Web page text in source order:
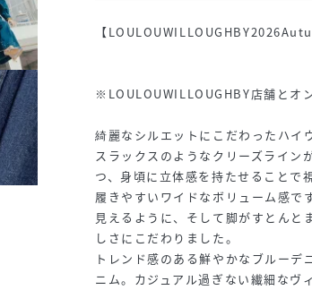
【
※LOULOUWILLOUGHBY店舗とオ
綺麗なシルエットにこだわったハイ
スラックスのようなクリーズライン
つ、身頃に立体感を持たせることで
履きやすいワイドなボリューム感で
見えるように、そして脚がすとんと
しさにこだわりました。
トレンド感のある鮮やかなブルー
ニム。カジュアル過ぎない繊細なヴ